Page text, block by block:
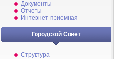
Документы
Отчеты
Интернет-приемная
Городской Совет
Структура